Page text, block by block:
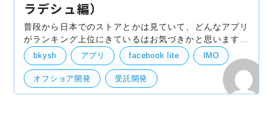
ラデシュ編）
普段から日本でのストアとかは見ていて、どんなアプリ
がランキング上位にきているはお気づきかと思います。
これから何回かに分けて海外ではどうか？というのを紹
介していこうと思います。まずは、通常アメリカとかが
bkysh アプリ facebook lite IMO
オフショア開発 受託開発